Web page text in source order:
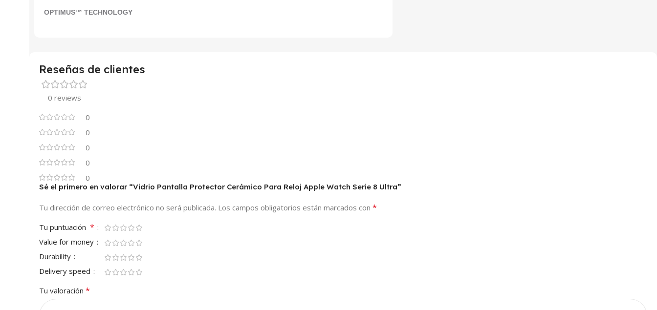
OPTIMUS™ TECHNOLOGY
Reseñas de clientes
0 reviews
0
0
0
0
0
Sé el primero en valorar “Vidrio Pantalla Protector Cerámico Para Reloj Apple Watch Serie 8 Ultra”
Tu dirección de correo electrónico no será publicada. Los campos obligatorios están marcados con *
Tu puntuación *
Value for money
Durability
Delivery speed
Tu valoración *